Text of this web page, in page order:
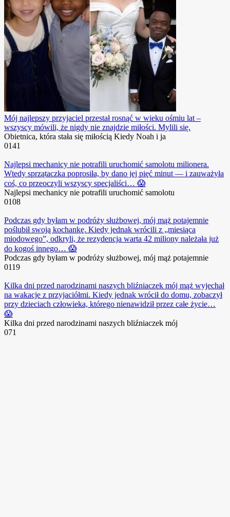
Mój najlepszy przyjaciel przestał rosnąć w wieku ośmiu lat –
wszyscy mówili, że nigdy nie znajdzie miłości. Mylili się.
Obietnica, która stała się miłością Kiedy Noah i ja
0141
Najlepsi mechanicy nie potrafili uruchomić samolotu milionera.
Wtedy sprzątaczka poprosiła, by dano jej pięć minut — i zauważyła
coś, co przeoczyli wszyscy specjaliści… 😱
Najlepsi mechanicy nie potrafili uruchomić samolotu
0108
Podczas gdy byłam w podróży służbowej, mój mąż potajemnie
poślubił swoją kochankę. Kiedy jednak wrócili z „miesiąca
miodowego”, odkryli, że rezydencja warta 42 miliony należała już
do kogoś innego… 😱
Podczas gdy byłam w podróży służbowej, mój mąż potajemnie
0119
Kilka dni przed narodzinami naszych bliźniaczek mój mąż wyjechał
na wakacje z przyjaciółmi. Kiedy jednak wrócił do domu, zobaczył
przy dzieciach człowieka, którego nienawidził przez całe życie…
😱
Kilka dni przed narodzinami naszych bliźniaczek mój
071